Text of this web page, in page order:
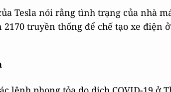
Tesla nói rằng tình trạng của nhà
truyền thống để chế tạo xe điện